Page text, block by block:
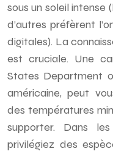
sous un soleil intense
d’autres préfèrent
digitales). La
est cruciale. Une
States Department
américaine, peut
des températures
supporter. Dans
privilégiez des